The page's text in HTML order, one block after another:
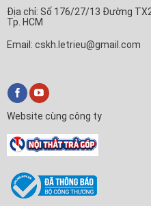
Địa chỉ: Số 176/27/13 Đường
Tp. HCM
Email: cskh.letrieu@gmail.com
Website cùng công ty